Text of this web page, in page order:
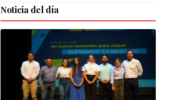
Noticia del día